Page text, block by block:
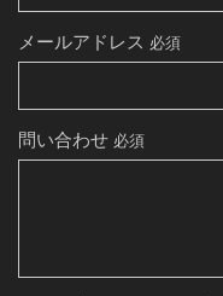
メールアドレス 必須
問い合わせ 必須